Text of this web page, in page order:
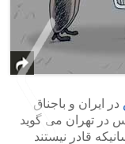
در ایران و باجناق
در تهران می گوید
قادر نیستند